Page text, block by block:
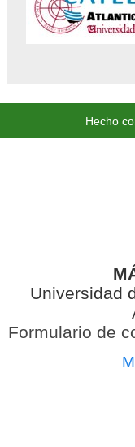
Hecho
Universidad
Formulario de